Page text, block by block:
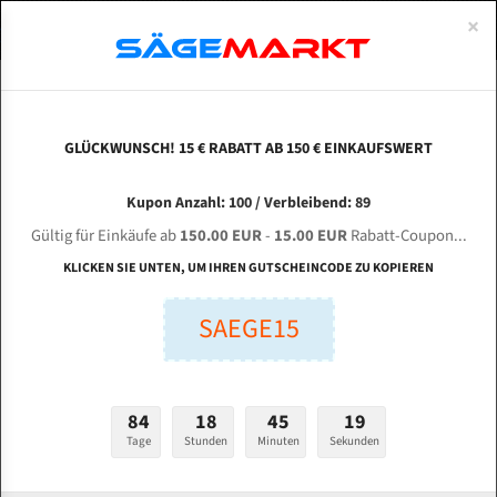
JAESPA Concept 330 GTH für 4440 mm Bi-Metall
Bandsägeblätter
Länge (mm):
Stärken + Zahnteilung:
mm
ABOUTS
ENGLISH
Bi-Metall Meterware
Fleischerei Bandsägeblätter
Bandmesser Glatt Meterware
Konvex Meterware
×
GLÜCKWUNSCH! 15 € RABATT AB 150 € EINKAUFSWERT
Kupon Anzahl: 100 / Verbleibend: 89
Gültig für Einkäufe ab150.00 EUR- 15.00 EURRabatt-Coupon...
KLICKEN SIE UNTEN, UM IHREN GUTSCHEINCODE ZU KOPIEREN
SAEGE15
84
Tage
18
Stunden
45
Minuten
18
Sekunden